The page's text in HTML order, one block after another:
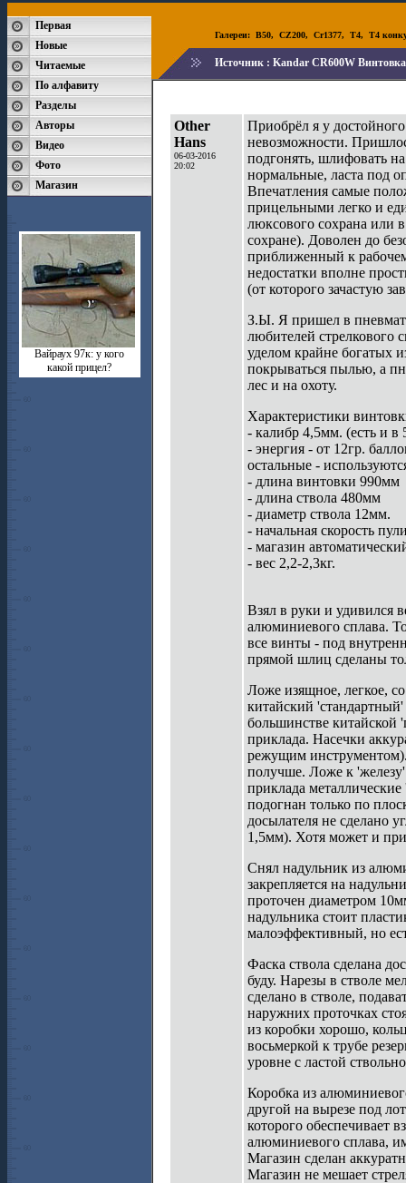
Первая
Новые
Читаемые
По алфавиту
Разделы
Авторы
Видео
Фото
Магазин
Вайраух 97к: у кого
какой прицел?
Галереи: B50, CZ200, Cr1377, T4, T4
Источник : Kandar CR600W
Other
Hans
06-03-2016
20:02
Приобрёл я у
невозможности.
подгонять, шлифовать
нормальные, ласта под
Впечатления самые
прицельными легко и
люксового сохрана или
сохране). Доволен до
приближенный к
недостатки вполне
(от которого зачастую
З.Ы. Я пришел в
любителей стрелкового
уделом крайне богатых
покрываться пылью, а
лес и на охоту.
Характеристики
- калибр 4,5мм. (есть и в
- энергия - от 12гр.
остальные -
- длина винтовки 990мм
- длина ствола 480мм
- диаметр ствола 12мм.
- начальная скорость
- магазин
- вес 2,2-2,3кг.
Взял в руки и удивился
алюминиевого сплава.
все винты - под
прямой шлиц сделаны
Ложе изящное, легкое,
китайский
большинстве китайской
приклада. Насечки
режущим
получше. Ложе к
приклада
подогнан только по
досылателя не сделано
1,5мм). Хотя может и при
Снял надульник из
закрепляется на
проточен диаметром
надульника стоит
малоэффективный, но
Фаска ствола сделана
буду. Нарезы в стволе
сделано в стволе,
наружних проточках
из коробки хорошо,
восьмеркой к трубе
уровне с ластой
Коробка из
другой на вырезе под
которого обеспечивает
алюминиевого сплава,
Магазин сделан
Магазин не мешает